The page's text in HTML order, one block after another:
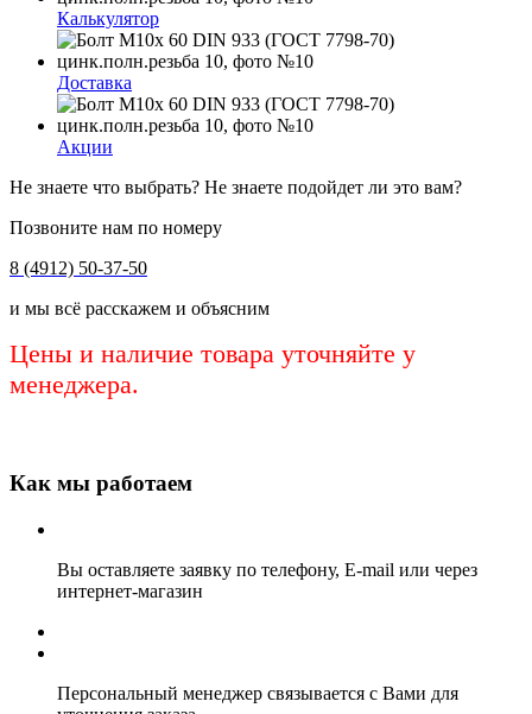
Калькулятор
Доставка
Акции
Не знаете что выбрать? Не знаете подойдет ли это вам?
Позвоните нам по номеру
8 (4912) 50-37-50
и мы всё расскажем и объясним
Цены и наличие товара уточняйте у
менеджера.
Как мы работаем
Вы оставляете заявку по телефону, E-mail или через
интернет-магазин
Персональный менеджер связывается с Вами для